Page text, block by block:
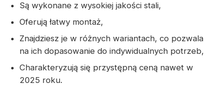
Są wykonane z wysokiej jakości stali,
Oferują łatwy montaż,
Znajdziesz je w różnych wariantach, co pozwala
na ich dopasowanie do indywidualnych potrzeb,
Charakteryzują się przystępną ceną nawet w
2025 roku.